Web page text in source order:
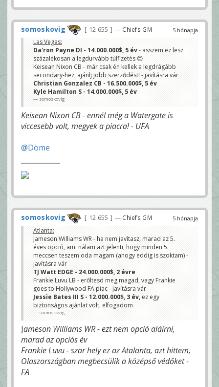
5 hónapja
somoskovig 12 655 — Chiefs GM
Las Vegas:
Da'ron Payne DI - 14.000.000$, 5 év- asszem ez lesz
százalékosan a legdurvább túlfizetés 😊
Keisean Nixon CB - már csak én kellek a legdrágább
secondary-hez, ajánlj jobb szerződést! - javításra vár
Christian Gonzalez CB - 16.500.000$, 5 év
Kyle Hamilton S - 14.000.000$, 5 év
somoskovig
Keisean Nixon CB - ennél még a Watergate is
viccesebb volt, megyek a piacra! - UFA
@Döme
5 hónapja
somoskovig 12 655 — Chiefs GM
Atlanta:
Jameson Williams WR - ha nem javítasz, marad az 5.
éves opció, ami nálam azt jelenti, hogy minden 5.
meccsen teszem oda magam (ahogy eddig is szoktam) -
javításra vár
TJ Watt EDGE - 24.000.000$, 2 évre
Frankie Luvu LB - erőltesd meg magad, vagy Frankie
goes to HollywoodFA piac - javításra vár
Jessie Bates III S - 12.000.000$, 3 év, ez egy
biztonságos ajánlat volt, elfogadom
somoskovig
Jameson Williams WR - ezt nem opció aláírni,
marad az opciós év
Frankie Luvu - szar hely ez az Atalanta, azt hittem,
Olaszországban megbecsülik a középső védőket -
FA